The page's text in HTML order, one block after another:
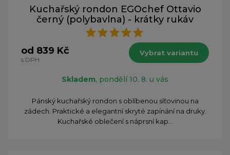
Kuchařský rondon EGOchef Ottavio
černý (polybavlna) - krátky rukáv
od 839 Kč
s DPH
Vybrat variantu
Skladem, pondělí 10. 8. u vás
Pánský kuchařský rondon s oblíbenou síťovinou na
zádech. Praktické a elegantní skryté zapínání na druky.
Kuchařské oblečení s náprsní kap...